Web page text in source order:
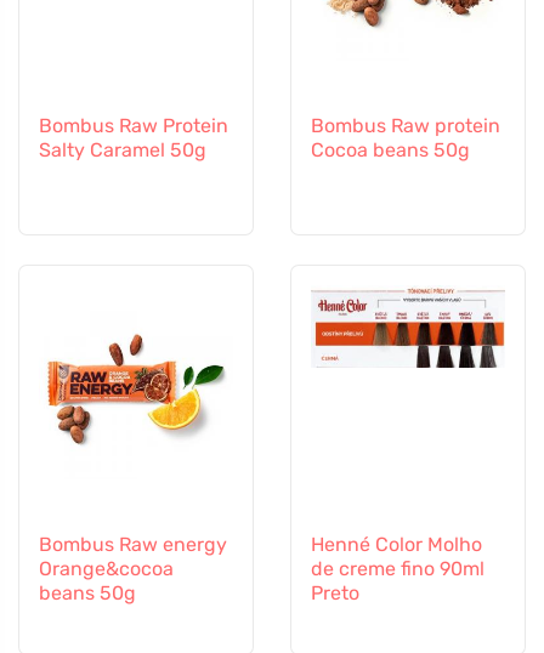
Bombus Raw Protein
Salty Caramel 50g
Bombus Raw protein
Cocoa beans 50g
Bombus Raw energy
Orange&cocoa
beans 50g
Henné Color Molho
de creme fino 90ml
Preto